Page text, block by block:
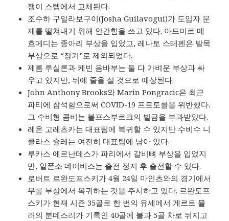
쟁이 스텝에서 교체된다.
조수하 구일라보구이(Josha Guilavogui)가 도입자 문
제를 떨쳐내기 위해 안간힘을 쓰고 있다. 아드미르 메
흐메디는 종아리 부상을 입었고, 레나토 스테펜은 발목
부상으로 “장기”로 제외되었다.
제롬 루실론과 케빈 음바부는 둘 다 가벼운 부상과 싸
우고 있지만, 뒤에 줄을 설 것으로 예상된다.
John Anthony Brooks와 Marin Pongracic은 최근
파티에 참석함으로써 COVID-19 프로토콜을 위반했다.
그 수비형 콤비는 볼프스부르크의 벌금을 부과받았다.
레온 고레츠카는 대표팀에 복귀할 수 있지만 수비수 니
클라스 슐레는 여전히 대표팀에 남아 있다.
루카스 에르난데스가 파리에서 갈비뼈 부상을 입었지
만, 알폰소 데이비스는 출전 정지 후 출전할 수 있다.
로버트 르완도프스키가 4월 24일 마인츠와의 경기에서
무릎 부상에서 복귀하는 것을 주시하고 있다. 르완도프
스키가 현재 시즌 35골로 한 번의 유세에서 게르트 뮬
러의 분데스리가 기록인 40골에 불과 5골 차로 뒤지고